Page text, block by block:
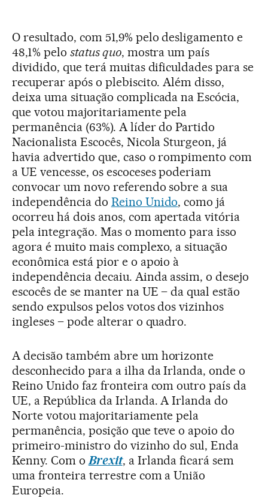
O resultado, com 51,9% pelo desligamento e
48,1% pelo status quo, mostra um país
dividido, que terá muitas dificuldades para se
recuperar após o plebiscito. Além disso,
deixa uma situação complicada na Escócia,
que votou majoritariamente pela
permanência (63%). A líder do Partido
Nacionalista Escocês, Nicola Sturgeon, já
havia advertido que, caso o rompimento com
a UE vencesse, os escoceses poderiam
convocar um novo referendo sobre a sua
independência do Reino Unido, como já
ocorreu há dois anos, com apertada vitória
pela integração. Mas o momento para isso
agora é muito mais complexo, a situação
econômica está pior e o apoio à
independência decaiu. Ainda assim, o desejo
escocês de se manter na UE – da qual estão
sendo expulsos pelos votos dos vizinhos
ingleses – pode alterar o quadro.
A decisão também abre um horizonte
desconhecido para a ilha da Irlanda, onde o
Reino Unido faz fronteira com outro país da
UE, a República da Irlanda. A Irlanda do
Norte votou majoritariamente pela
permanência, posição que teve o apoio do
primeiro-ministro do vizinho do sul, Enda
Kenny. Com o Brexit, a Irlanda ficará sem
uma fronteira terrestre com a União
Europeia.